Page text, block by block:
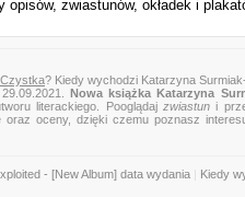
zwiastunów, okładek i
? Kiedy wychodzi Katarzyna
29.09.2021.Nowa książka Katarzyna
literackiego. Pooglądaj zwiastun i
oceny, dzięki czemu poznasz
- [New Album] data wydania Kiedy